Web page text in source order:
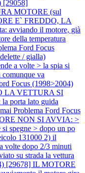
[29058]
MOTORE (sul
E` FREDDO, LA
avviando il motore, già
della temperatura
Ford Focus
/ gialla)
a volte > la spia si
va
Focus (1998>2004)
LA VETTURA SI
porta lato guida
Problema Ford Focus
NON SI AVVIA: >
spegne > dopo un po
131000 2) il
volte dopo 2/3 minuti
su strada la vettura
[29678] IL MOTORE